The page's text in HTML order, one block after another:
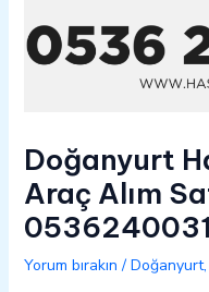
Doğanyurt
Araç Alım
Yorum bırakın / Doğanyurt,